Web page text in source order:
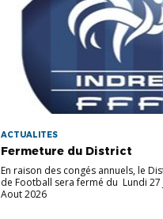
ACTUALITES
Fermeture du District
En raison des congés annuels, le
de Football sera fermé du Lundi 27
Aout 2026